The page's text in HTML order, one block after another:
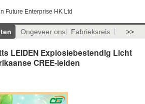
Future Enterprise HK Ltd
Ongeveer ons Fabrieksreis >>
LEIDEN Explosiebestendig Licht
CREE-leiden